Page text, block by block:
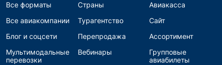
Все форматы Страны
Авиакасса
Все авиакомпании
Турагентство
Сайт
Блог и соцсети
Перепродажа
Ассортимент
Мультимодальные
перевозки
Вебинары
Групповые
авиабилеты